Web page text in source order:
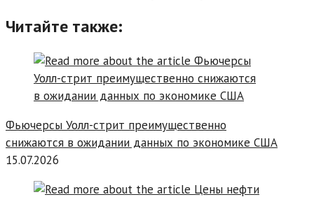
Читайте также:
Фьючерсы Уолл-стрит преимущественно
снижаются в ожидании данных по экономике США
15.07.2026